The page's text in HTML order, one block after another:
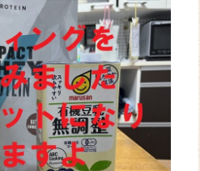
WEB予約